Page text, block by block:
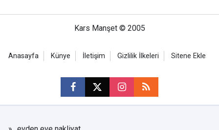
Kars Manşet © 2005
Anasayfa Künye İletişim Gizlilik İlkeleri Sitene Ekle